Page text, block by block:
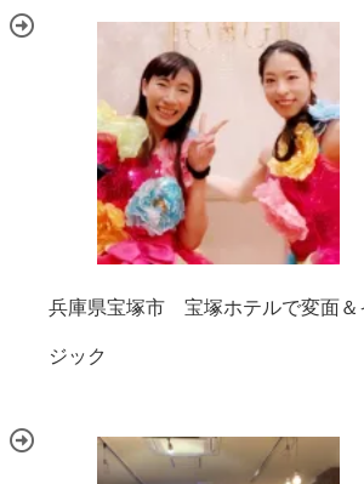
兵庫県宝塚市 宝塚ホテルで変面＆
ジック